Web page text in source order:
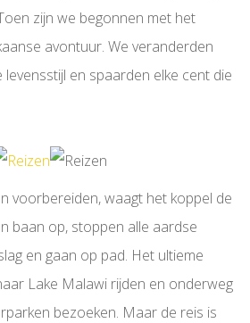
zijn we begonnen met het
avontuur. We veranderden
levensstijl en spaarden elke cent die
voorbereiden, waagt het koppel de
baan op, stoppen alle aardse
en gaan op pad. Het ultieme
Lake Malawi rijden en onderweg
bezoeken. Maar de reis is